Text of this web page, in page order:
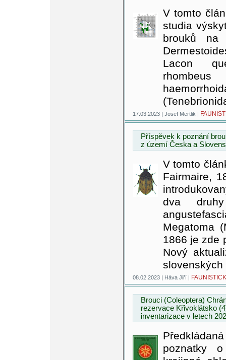
V tomto
studia
brouků na
Lacon
17.03.2023 | Josef Mertlik |
Příspěvek k poznání
z území Česka a
V tomto
Fairmaire,
dva druhy
Megatoma
1866 je zde
Nový
slovenských
08.02.2023 | Háva Jiří |
Brouci (Coleoptera)
rezervace Křivoklátsko
inventarizace v letech
poznatky